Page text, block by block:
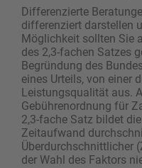
Differenzierte
differenziert darstellen
Möglichkeit sollten Sie
des 2,3-fachen Satzes
Begründung des
eines Urteils, von einer
Leistungsqualität aus.
Gebührenordnung für
2,3-fache Satz bildet
Zeitaufwand
Überdurchschnittlicher
der Wahl des Faktors